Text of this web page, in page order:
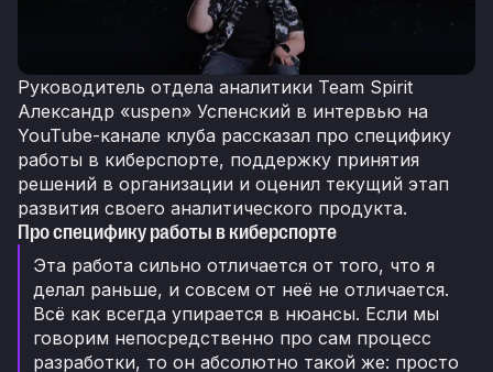
Руководитель отдела аналитики Team Spirit
Александр «uspen» Успенский в интервью на
YouTube-канале клуба рассказал про специфику
работы в киберспорте, поддержку принятия
решений в организации и оценил текущий этап
развития своего аналитического продукта.
Про специфику работы в киберспорте
Эта работа сильно отличается от того, что я
делал раньше, и совсем от неё не отличается.
Всё как всегда упирается в нюансы. Если мы
говорим непосредственно про сам процесс
разработки, то он абсолютно такой же: просто